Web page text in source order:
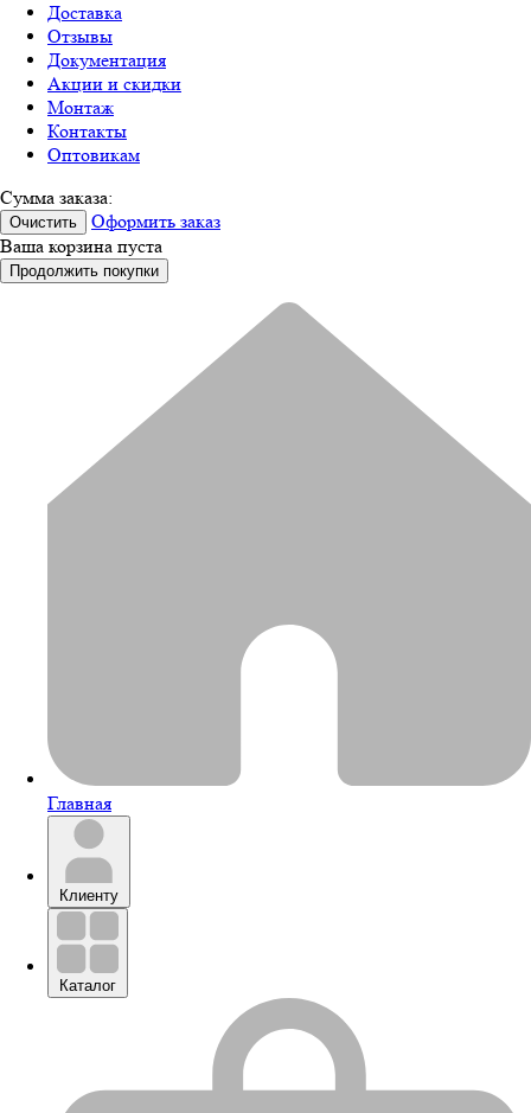
Доставка
Отзывы
Документация
Акции и скидки
Монтаж
Контакты
Оптовикам
Сумма заказа:
Очистить
Оформить заказ
Ваша корзина пуста
Продолжить покупки
Главная
Клиенту
Каталог